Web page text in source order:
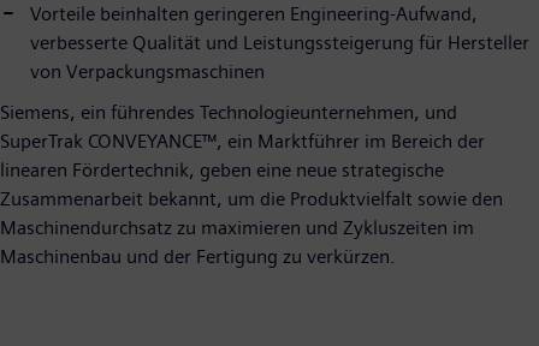
Vorteile beinhalten geringeren Engineering-Aufwand,
verbesserte Qualität und Leistungssteigerung für Hersteller
von Verpackungsmaschinen
Siemens, ein führendes Technologieunternehmen, und
SuperTrak CONVEYANCE™, ein Marktführer im Bereich der
linearen Fördertechnik, geben eine neue strategische
Zusammenarbeit bekannt, um die Produktvielfalt sowie den
Maschinendurchsatz zu maximieren und Zykluszeiten im
Maschinenbau und der Fertigung zu verkürzen.